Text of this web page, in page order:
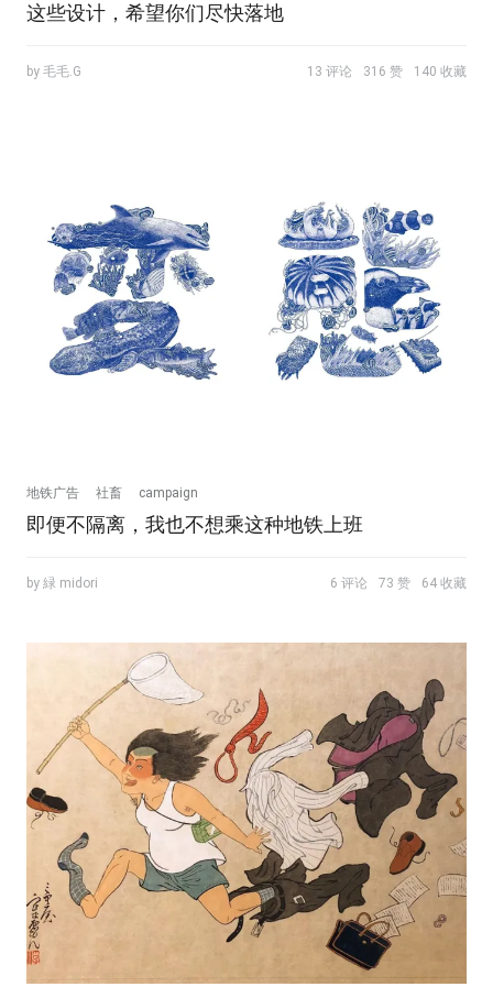
这些设计，希望你们尽快落地
by 毛毛.G 13 评论 316 赞 140 收藏
地铁广告 社畜 campaign
即便不隔离，我也不想乘这种地铁上班
by 緑 midori 6 评论 73 赞 64 收藏